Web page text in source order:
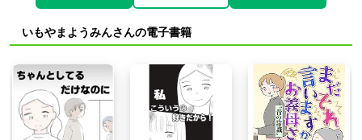
いもやまようみんさんの電子書籍